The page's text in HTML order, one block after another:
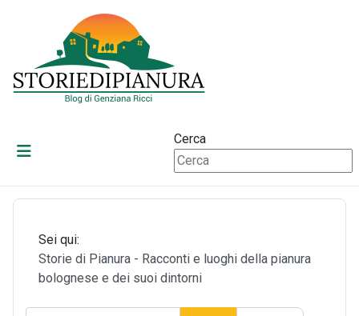
Cerca
Sei qui:
Storie di Pianura - Racconti e luoghi della pianura
bolognese e dei suoi dintorni